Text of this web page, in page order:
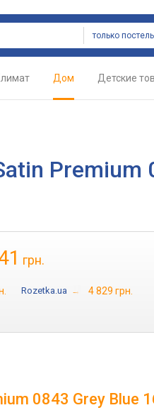
Дом Детские
Premium
грн.
Rozetka.ua →
4 829 грн.
0843 Grey Blue